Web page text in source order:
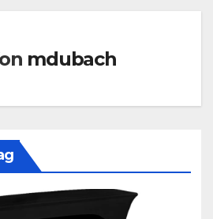
mdubach